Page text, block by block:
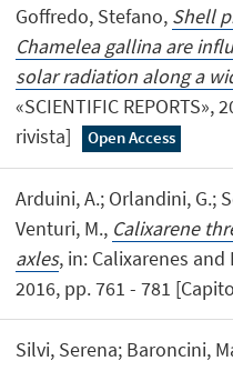
Goffredo, Stefano, Shell
Chamelea gallina are
solar radiation along a
«SCIENTIFIC
rivista]
Open Access
Arduini, A.; Orlandini, G.;
Venturi, M., Calixarene
axles, in: Calixarenes
2016, pp. 761 - 781
Silvi, Serena; Baroncini,